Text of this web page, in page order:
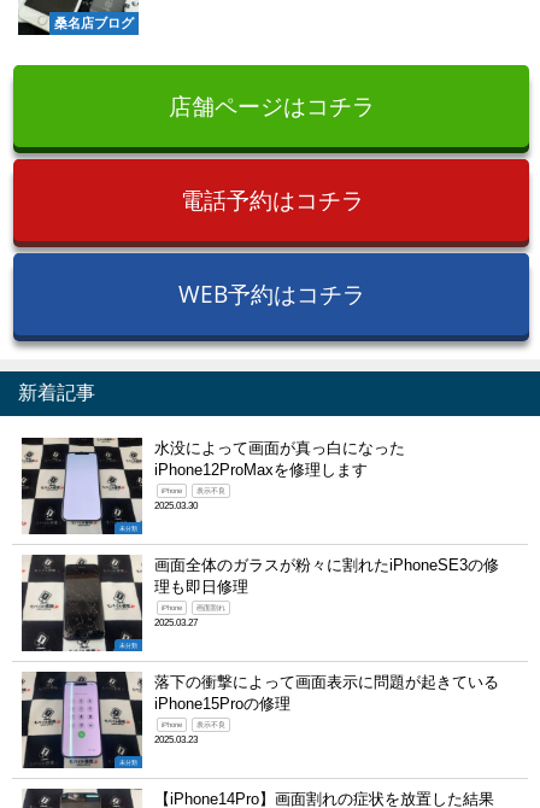
桑名店ブログ
店舗ページはコチラ
電話予約はコチラ
WEB予約はコチラ
新着記事
未分類
水没によって画面が真っ白になった
iPhone12ProMaxを修理します
iPhone 表示不良
2025.03.30
未分類
画面全体のガラスが粉々に割れたiPhoneSE3の修
理も即日修理
iPhone 画面割れ
2025.03.27
未分類
落下の衝撃によって画面表示に問題が起きている
iPhone15Proの修理
iPhone 表示不良
2025.03.23
【iPhone14Pro】画面割れの症状を放置した結果